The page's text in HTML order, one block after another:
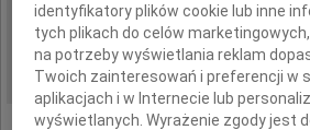
REGION: Warszawa
DATA EMISJI: 04.05.2026
identyfikatory plików cookie lub inne
tych plikach do celów
na potrzeby wyświetlania reklam
Twoich zainteresowań i preferencji w
aplikacjach i w Internecie lub
wyświetlanych. Wyrażenie zgody jest